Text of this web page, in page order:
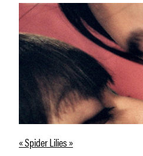
« Spider Lilies »